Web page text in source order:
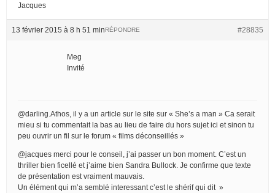
Jacques
13 février 2015 à 8 h 51 min #28835
RÉPONDRE
Meg
Invité
@darling.Athos, il y a un article sur le site sur « She’s a man » Ca serait
mieu si tu commentait la bas au lieu de faire du hors sujet ici et sinon tu
peu ouvrir un fil sur le forum « films déconseillés »
@jacques merci pour le conseil, j’ai passer un bon moment. C’est un
thriller bien ficellé et j’aime bien Sandra Bullock. Je confirme que texte
de présentation est vraiment mauvais.
Un élément qui m’a semblé interessant c’est le shérif qui dit »